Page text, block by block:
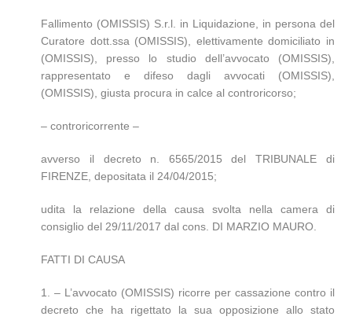
Fallimento (OMISSIS) S.r.l. in Liquidazione, in persona del
Curatore dott.ssa (OMISSIS), elettivamente domiciliato in
(OMISSIS), presso lo studio dell’avvocato (OMISSIS),
rappresentato e difeso dagli avvocati (OMISSIS),
(OMISSIS), giusta procura in calce al controricorso;
– controricorrente –
avverso il decreto n. 6565/2015 del TRIBUNALE di
FIRENZE, depositata il 24/04/2015;
udita la relazione della causa svolta nella camera di
consiglio del 29/11/2017 dal cons. DI MARZIO MAURO.
FATTI DI CAUSA
1. – L’avvocato (OMISSIS) ricorre per cassazione contro il
decreto che ha rigettato la sua opposizione allo stato